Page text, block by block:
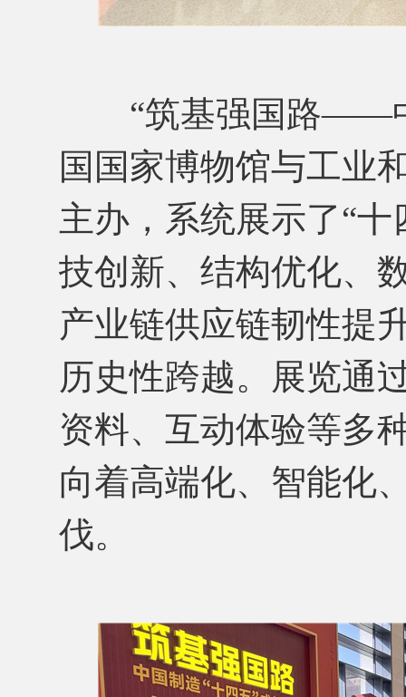
“筑基强国路——中
国国家博物馆与工业
主办，系统展示了“
技创新、结构优化、
产业链供应链韧性提
历史性跨越。展览通
资料、互动体验等多
向着高端化、智能化
伐。